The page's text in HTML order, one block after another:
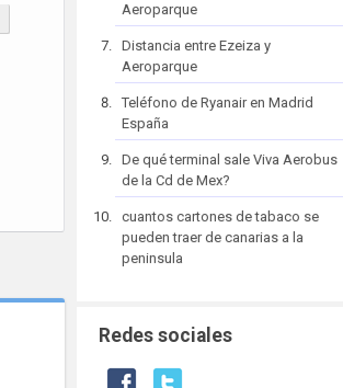
Aeroparque
Distancia entre Ezeiza y
Aeroparque
Teléfono de Ryanair en Madrid
España
De qué terminal sale Viva Aerobus
de la Cd de Mex?
cuantos cartones de tabaco se
pueden traer de canarias a la
peninsula
Redes sociales